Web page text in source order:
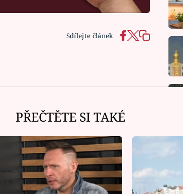
Sdílejte článek
PŘEČTĚTE SI TAKÉ